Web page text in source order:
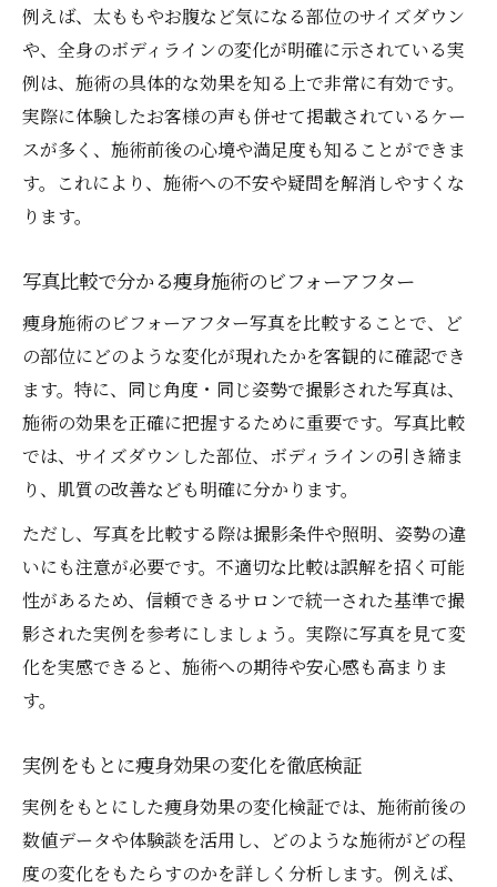
例えば、太ももやお腹など気になる部位のサイズダウン
や、全身のボディラインの変化が明確に示されている実
例は、施術の具体的な効果を知る上で非常に有効です。
実際に体験したお客様の声も併せて掲載されているケー
スが多く、施術前後の心境や満足度も知ることができま
す。これにより、施術への不安や疑問を解消しやすくな
ります。
写真比較で分かる痩身施術のビフォーアフター
痩身施術のビフォーアフター写真を比較することで、ど
の部位にどのような変化が現れたかを客観的に確認でき
ます。特に、同じ角度・同じ姿勢で撮影された写真は、
施術の効果を正確に把握するために重要です。写真比較
では、サイズダウンした部位、ボディラインの引き締ま
り、肌質の改善なども明確に分かります。
ただし、写真を比較する際は撮影条件や照明、姿勢の違
いにも注意が必要です。不適切な比較は誤解を招く可能
性があるため、信頼できるサロンで統一された基準で撮
影された実例を参考にしましょう。実際に写真を見て変
化を実感できると、施術への期待や安心感も高まりま
す。
実例をもとに痩身効果の変化を徹底検証
実例をもとにした痩身効果の変化検証では、施術前後の
数値データや体験談を活用し、どのような施術がどの程
度の変化をもたらすのかを詳しく分析します。例えば、